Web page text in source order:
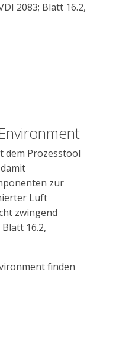
2083; Blatt 16.2,
dem Prozesstool
zur
Luft
zwingend
Blatt 16.2,
finden